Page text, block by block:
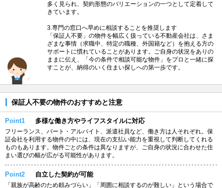
多く見られ、契約形態のバリエーションの一つとして定着して
きています。
3.専門の窓口へ早めに相談することを推奨します
「保証人不要」の物件を幅広く扱っている不動産会社は、さま
ざまな事情（求職中、特定の職種、外国籍など）を抱える方の
サポートに慣れていることがあります。ご自身の状況をありの
ままに伝え、「今の条件で相談可能な物件」をプロと一緒に探
すことが、納得のいく住まい探しへの第一歩です。
保証人不要の物件のおすすめと注意
Point1 多様な働き方やライフスタイルに対応
フリーランス、パート・アルバイト、派遣社員など、働き方は人それぞれ。保
証会社を利用する物件の中には、現在の支払い能力を重視して判断してくれる
ものもあります。物件ごとの条件は異なりますが、ご自身の状況に合わせた住
まい選びの幅が広がる可能性があります。
Point2 自立した契約が可能
「親族が高齢のため頼みづらい」「周囲に相談するのが難しい」という場合で